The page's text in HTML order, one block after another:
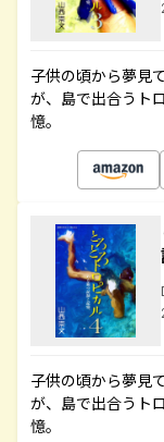
子供の頃から夢見
が、島で出合うト
憶。
子供の頃から夢見
が、島で出合うト
憶。